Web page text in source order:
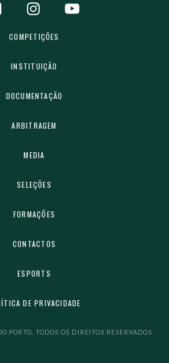
COMPETIÇÕES
INSTITUIÇÃO
DOCUMENTAÇÃO
ARBITRAGEM
MEDIA
SELEÇÕES
FORMAÇÕES
CONTACTOS
ESPORTS
DE PRIVACIDADE
PORTO. TODOS OS DIREITOS RESERVADOS